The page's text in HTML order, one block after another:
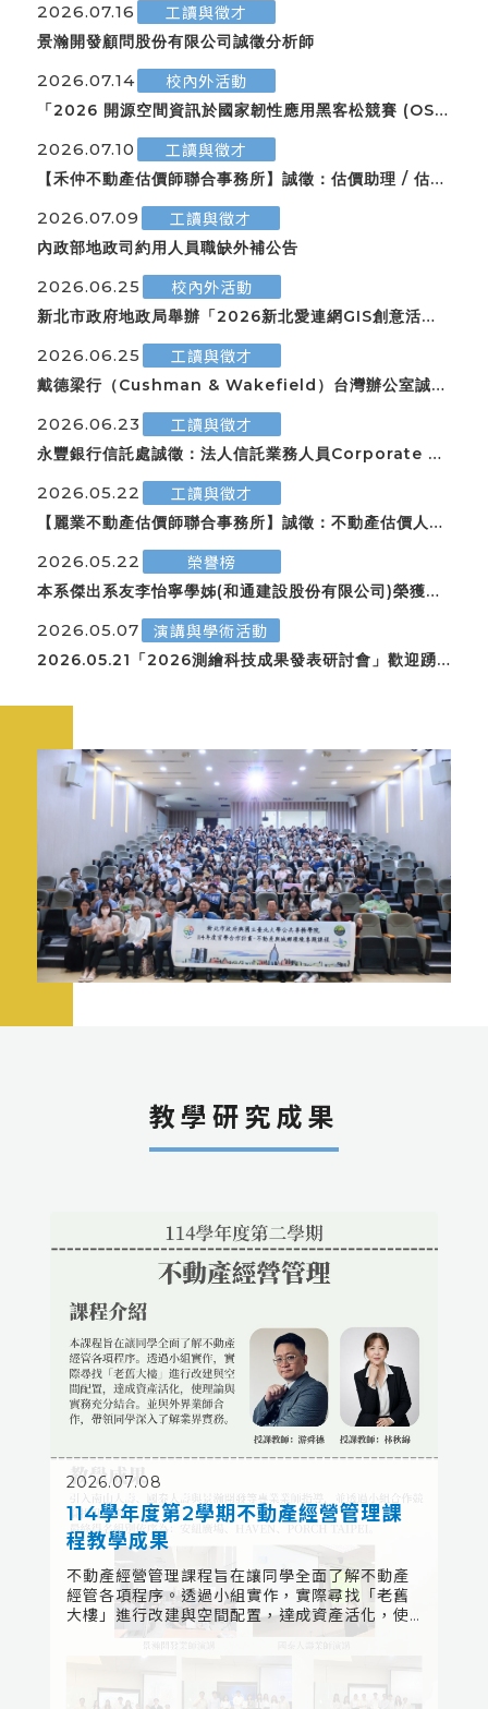
2026.07.16 工讀與徵才
景瀚開發顧問股份有限公司誠徵分析師
2026.07.14 校內外活動
「2026 開源空間資訊於國家韌性應用黑客松競賽 (OSSI
nt 2026)」自即日起開始，歡迎踴躍組隊報名參加！
2026.07.10 工讀與徵才
【禾仲不動產估價師聯合事務所】誠徵：估價助理 / 估價
2026.07.09 工讀與徵才
內政部地政司約⽤⼈員職缺外補公告
2026.06.25 校內外活動
新北市政府地政局舉辦「2026新北愛連網GIS創意活用
競賽」，歡迎有興趣同學踴躍報名參加！
2026.06.25 工讀與徵才
戴德梁行（Cushman & Wakefield）台灣辦公室誠徵
「不動產估價、顧問及專案管理人員」
2026.06.23 工讀與徵才
永豐銀行信託處誠徵：法人信託業務人員Corporate Tr
ust Business Officer
2026.05.22 工讀與徵才
【麗業不動產估價師聯合事務所】誠徵：不動產估價人員
2026.05.22 榮譽榜
本系傑出系友李怡寧學姊(和通建設股份有限公司)榮獲第
26屆「國家建築金獎」暨第20屆「台灣誠信品牌」，於5
月21日安排前往總統府接受總統表揚，並代表致謝詞
2026.05.07 演講與學術活動
2026.05.21「2026測繪科技成果發表研討會」歡迎踴
教學研究成果
2026.07.08
114學年度第2學期不動產經營管理課
程教學成果
不動產經營管理課程旨在讓同學全面了解不動產
經管各項程序。透過小組實作，實際尋找「老舊
大樓」進行改建與空間配置，達成資產活化，使
理論與實務充分結合。並與外界業師合作，帶領